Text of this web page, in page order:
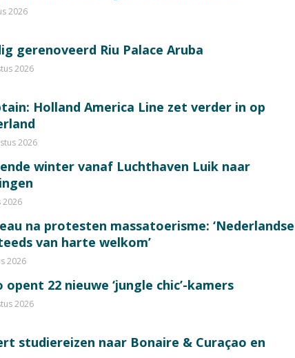
2026
gerenoveerd Riu Palace Aruba
2026
Holland America Line zet verder in op
2026
winter vanaf Luchthaven Luik naar
2026
na protesten massatoerisme: ‘Nederlandse
van harte welkom’
2026
22 nieuwe ‘jungle chic’-kamers
2026
studiereizen naar Bonaire & Curaçao en